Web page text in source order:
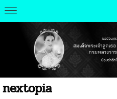
nextopia